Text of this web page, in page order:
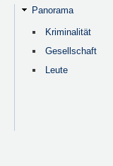
Panorama
Kriminalität
Gesellschaft
Leute